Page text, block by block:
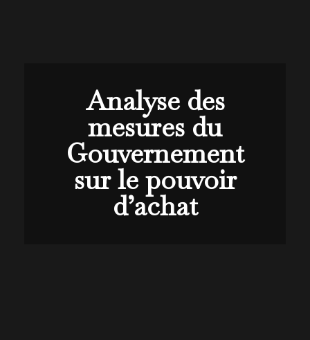
Analyse des
mesures du
Gouvernement
sur le pouvoir
d’achat